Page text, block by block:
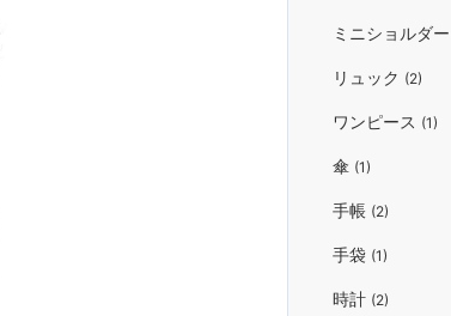
ミニショルダー
リュック (2)
ワンピース (1)
傘 (1)
手帳 (2)
手袋 (1)
時計 (2)